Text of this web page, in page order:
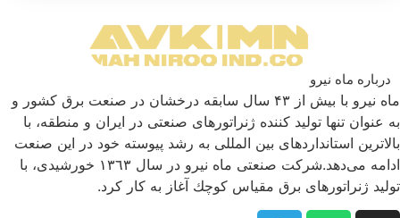
درباره ماه نیرو
ماه نیرو با بیش از ۴۳ سال سابقه درخشان در صنعت برق كشور و
به عنوان تنها تولید كننده ژنراتورهای صنعتی در ایران و منطقه، با
بالاترین استانداردهای بین المللی به رشد پیوسته خود در این صنعت
ادامه می‌دهد.شركت صنعتی ماه نیرو در سال ١٣٦٣ خورشیدی، با
تولید ژنراتورهای برق مقیاس كوچك آغاز به كار كرد.